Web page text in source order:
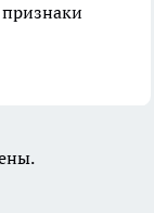
признаки